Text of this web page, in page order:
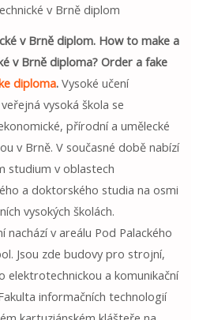
v Brně diplom
v Brně diplom. How to make a
v Brně diploma? Order a fake
diploma.Vysoké učení
vysoká škola se
přírodní a umělecké
v Brně. V současné době nabízí
studium v ​​oblastech
a doktorského studia na osmi
vysokých školách.
nachází v areálu Pod Palackého
Jsou zde budovy pro strojní,
elektrotechnickou a komunikační
informačních technologií